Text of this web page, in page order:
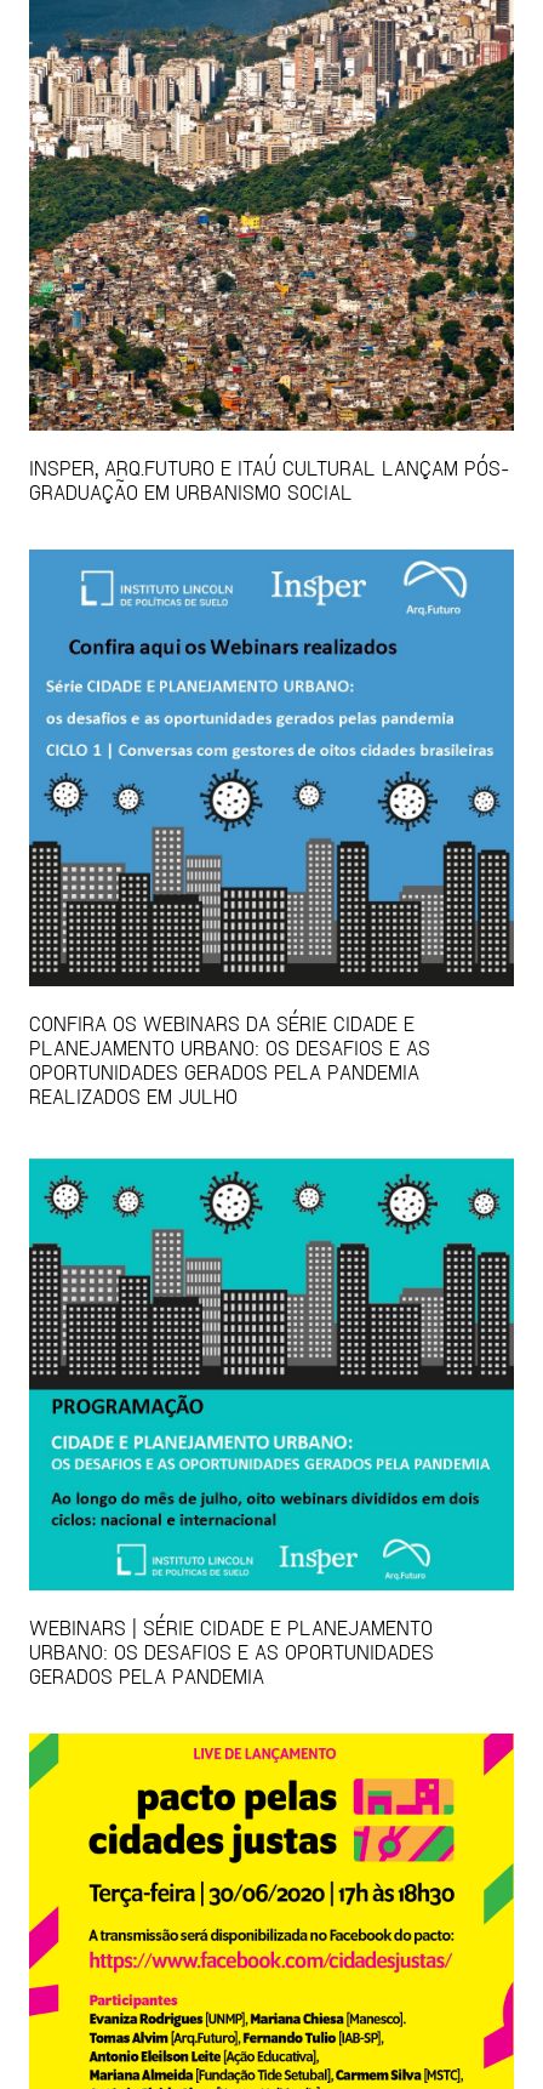
INSPER, ARQ.FUTURO E ITAÚ CULTURAL LANÇAM PÓS-
GRADUAÇÃO EM URBANISMO SOCIAL
CONFIRA OS WEBINARS DA SÉRIE CIDADE E
PLANEJAMENTO URBANO: OS DESAFIOS E AS
OPORTUNIDADES GERADOS PELA PANDEMIA
REALIZADOS EM JULHO
WEBINARS | SÉRIE CIDADE E PLANEJAMENTO
URBANO: OS DESAFIOS E AS OPORTUNIDADES
GERADOS PELA PANDEMIA